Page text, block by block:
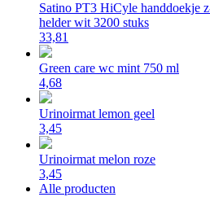
Satino PT3 HiCyle handdoekje
helder wit 3200 stuks
33,81
Green care wc mint 750 ml
4,68
Urinoirmat lemon geel
3,45
Urinoirmat melon roze
3,45
Alle producten